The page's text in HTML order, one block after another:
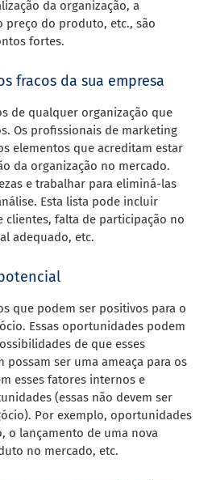
da organização, a
do produto, etc., são
fortes.
fracos da sua empresa
de qualquer organização que
Os profissionais de marketing
elementos que acreditam estar
da organização no mercado.
e trabalhar para eliminá-las
Esta lista pode incluir
clientes, falta de participação no
adequado, etc.
que podem ser positivos para o
Essas oportunidades podem
de que esses
possam ser uma ameaça para os
esses fatores internos e
(essas não devem ser
Por exemplo, oportunidades
o lançamento de uma nova
no mercado, etc.